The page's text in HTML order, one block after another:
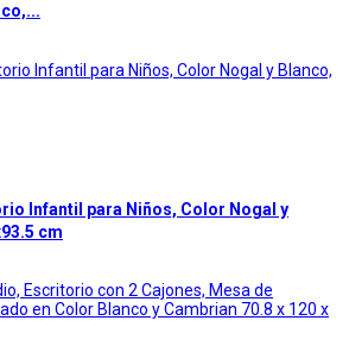
Infantil para Niños, Color Nogal y
cm